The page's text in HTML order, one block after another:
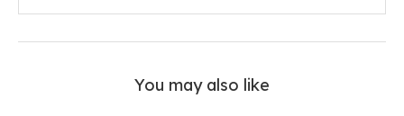
You may also like